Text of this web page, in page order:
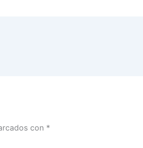
con *